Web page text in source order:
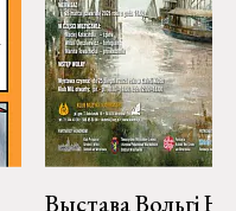
Выстава Вольгі